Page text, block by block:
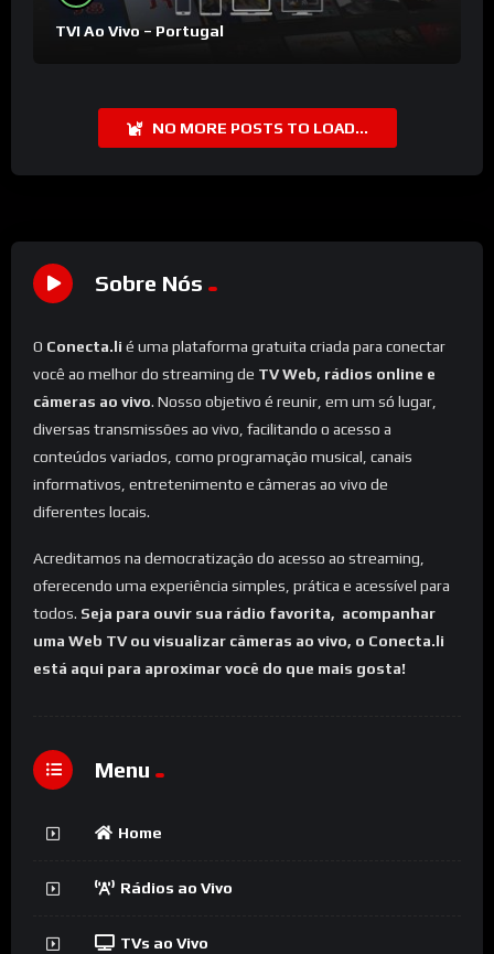
TVI Ao Vivo – Portugal
NO MORE POSTS TO LOAD...
Sobre Nós
O Conecta.li é uma plataforma gratuita criada para conectar
você ao melhor do streaming de TV Web, rádios online e
câmeras ao vivo. Nosso objetivo é reunir, em um só lugar,
diversas transmissões ao vivo, facilitando o acesso a
conteúdos variados, como programação musical, canais
informativos, entretenimento e câmeras ao vivo de
diferentes locais.
Acreditamos na democratização do acesso ao streaming,
oferecendo uma experiência simples, prática e acessível para
todos. Seja para ouvir sua rádio favorita, acompanhar
uma Web TV ou visualizar câmeras ao vivo, o Conecta.li
está aqui para aproximar você do que mais gosta!
Menu
Home
Rádios ao Vivo
TVs ao Vivo